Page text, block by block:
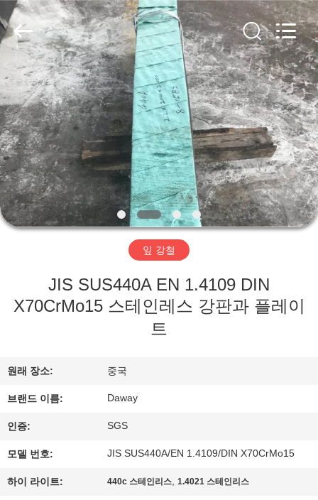
집
제
품
동
영
우
에
대
하
여
supplier.
Copyright
©
2018
-
2026
Guanglu
Special
Steel
Co.,
Ltd.
All
Rights
Reserved.
잎 강철
JIS SUS440A EN 1.4109 DIN
X70CrMo15 스테인레스 강판과 플레이
트
원래 장소: 중국
브랜드 이름: Daway
인증: SGS
모델 번호: JIS SUS440A/EN 1.4109/DIN X70CrMo15
하이 라이트: 440c 스테인리스,1.4021 스테인리스